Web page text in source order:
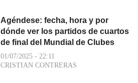
Agéndese: fecha, hora y por
dónde ver los partidos de cuartos
de final del Mundial de Clubes
01/07/2025 - 22:11
CRISTIAN CONTRERAS